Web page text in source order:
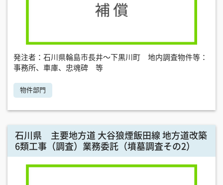
発注者：石川県輪島市長井～下黒川町 地内調査物件等：
事務所、車庫、忠魂碑 等
物件部門
石川県 主要地方道 大谷狼煙飯田線 地方道改築
6類工事（調査）業務委託（墳墓調査その2）